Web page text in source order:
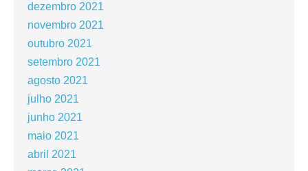
dezembro 2021
novembro 2021
outubro 2021
setembro 2021
agosto 2021
julho 2021
junho 2021
maio 2021
abril 2021